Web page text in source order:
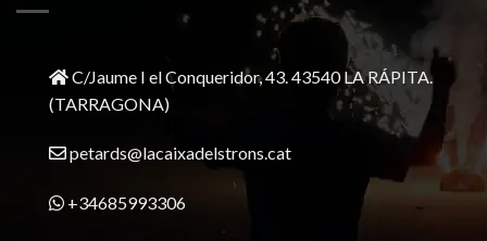
C/Jaume I el Conqueridor, 43. 43540 LA RÁPITA.
(TARRAGONA)
petards@lacaixadelstrons.cat
+34685993306